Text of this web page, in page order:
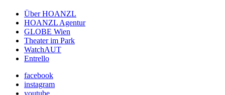
Über HOANZL
HOANZL Agentur
GLOBE Wien
Theater im Park
WatchAUT
Entrello
facebook
instagram
youtube